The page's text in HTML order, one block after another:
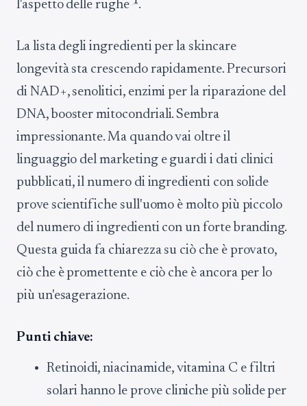
l'aspetto delle rughe
.
La lista degli ingredienti per la skincare
longevità sta crescendo rapidamente. Precursori
di NAD+, senolitici, enzimi per la riparazione del
DNA, booster mitocondriali. Sembra
impressionante. Ma quando vai oltre il
linguaggio del marketing e guardi i dati clinici
pubblicati, il numero di ingredienti con solide
prove scientifiche sull'uomo è molto più piccolo
del numero di ingredienti con un forte branding.
Questa guida fa chiarezza su ciò che è provato,
ciò che è promettente e ciò che è ancora per lo
più un'esagerazione.
Punti chiave:
Retinoidi, niacinamide, vitamina C e filtri
solari hanno le prove cliniche più solide per